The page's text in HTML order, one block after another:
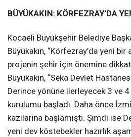
BÜYÜKAKIN: KÖRFEZRAY’DA
Kocaeli Büyükşehir Belediye
Büyükakın, “Körfezray’da yeni bir
projenin şehir için önemine
Büyükakın, “Seka Devlet
Derince yönüne ilerleyecek 3 ve 4
kurulumu başladı. Daha önce
kazılarına başlamıştı. Şimdi ise
yeni dev köstebekler hazırlık